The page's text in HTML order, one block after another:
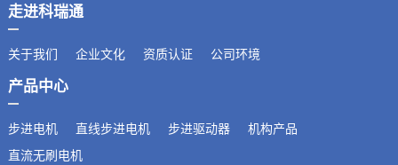
走进科瑞通
关于我们 企业文化 资质认证 公司环境
产品中心
步进电机 直线步进电机 步进驱动器
机构产品
直流无刷电机